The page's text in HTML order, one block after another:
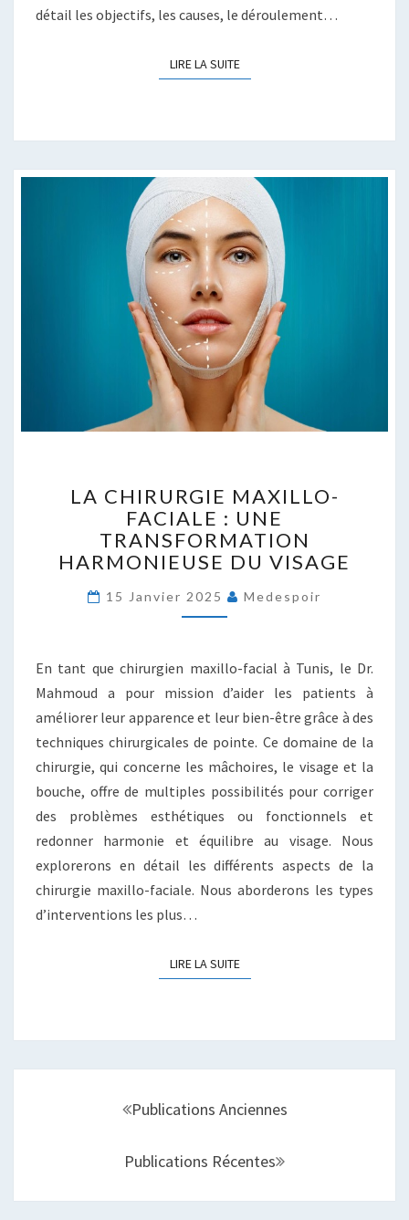
détail les objectifs, les causes, le déroulement…
LIRE LA SUITELIRE LA SUITE
CHIRURGIE
MAXILLO-
FACIALE
:
TRANSFORMATION
HARMONIEUSE
LA CHIRURGIE MAXILLO-
FACIALE : UNE
TRANSFORMATION
HARMONIEUSE DU VISAGE
15 Janvier 2025 Medespoir
En tant que chirurgien maxillo-facial à Tunis, le Dr.
Mahmoud a pour mission d’aider les patients à
améliorer leur apparence et leur bien-être grâce à des
techniques chirurgicales de pointe. Ce domaine de la
chirurgie, qui concerne les mâchoires, le visage et la
bouche, offre de multiples possibilités pour corriger
des problèmes esthétiques ou fonctionnels et
redonner harmonie et équilibre au visage. Nous
explorerons en détail les différents aspects de la
chirurgie maxillo-faciale. Nous aborderons les types
d’interventions les plus…
LIRE LA SUITELIRE LA SUITE
Publications Anciennes
Publications Récentes